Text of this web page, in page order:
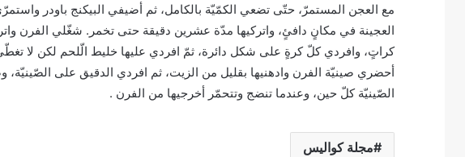
مع العجن المستمرّ، حتّى تضعي الكمّيّة بالكامل، ثم أضيفي البيكنج باودر
العجينة في مكانٍ دافئٍ، واتركيها مدّة عشرين دقيقة حتى تخمر. شغّلي الفرن
كراتٍ، وافردي كلّ كرةٍ على شكل دائرة، ثمّ افردي عليها خليط الّلحم لكن لا
أحضري صينيّة الفرن وادهنيها بقليل من الزيت، ثم افردي الدقيق على الصّينيّة،
الصّينيّة كلّ حين، وعندما تنضج وتتحمّر أخرجيها من الفرن .
مجلة كواليس